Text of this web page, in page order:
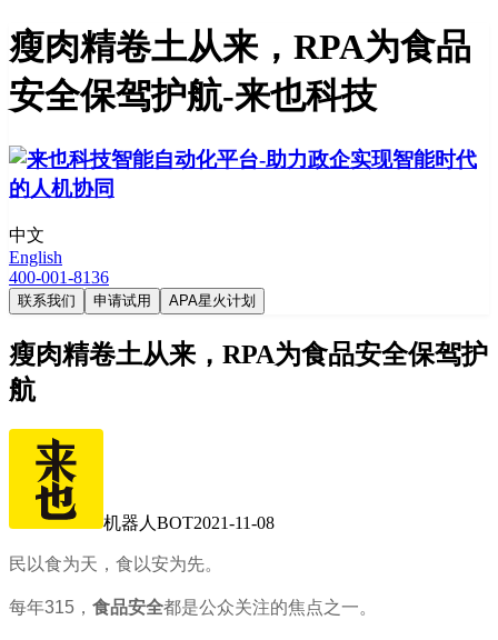
瘦肉精卷土从来，RPA为食品
安全保驾护航-来也科技
中文
English
400-001-8136
联系我们 申请试用 APA星火计划
瘦肉精卷土从来，RPA为食品安全保驾护
航
机器人BOT2021-11-08
民以食为天，食以安为先。
每年315， 食品安全都是公众关注的焦点之一。